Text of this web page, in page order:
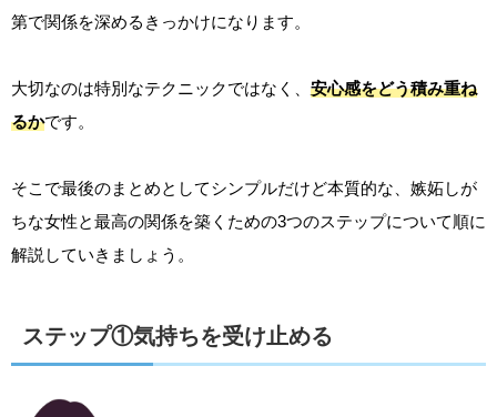
第で関係を深めるきっかけになります。
大切なのは特別なテクニックではなく、 安心感をどう積み重ね
るかです。
そこで最後のまとめとしてシンプルだけど本質的な、嫉妬しが
ちな女性と最高の関係を築くための3つのステップについて順に
解説していきましょう。
ステップ①気持ちを受け止める